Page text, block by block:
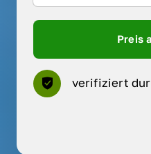
Preis
verifiziert